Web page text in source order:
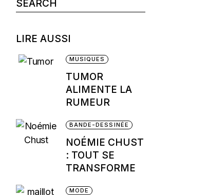
for:
LIRE AUSSI
MUSIQUES
TUMOR
ALIMENTE LA
RUMEUR
BANDE-DESSINÉE
NOÉMIE CHUST
: TOUT SE
TRANSFORME
MODE